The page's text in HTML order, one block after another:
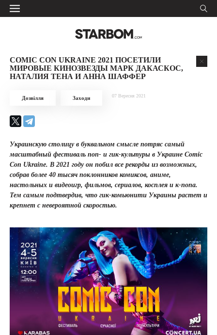
COMIC CON UKRAINE 2021 ПОСЕТИЛИ
МИРОВЫЕ КИНОЗВЕЗДЫ МАРК ДАКАСКОС,
НАТАЛИЯ ТЕНА И АННА ШАФФЕР
Дозвілля Заходи 07 Вересня 2021
Украинскую столицу в буквальном смысле потряс самый
масштабный фестиваль поп- и гик-культуры в Украине Comic
Con Ukraine. В 2021 году он побил все рекорды из возможных,
собрав более 40 тысяч поклонников комиксов, аниме,
настольных и видеоигр, фильмов, сериалов, косплея и к-попа.
Тем самым подтвердив, что гик-комьюнити Украины растет и
крепнет с невероятной скоростью.